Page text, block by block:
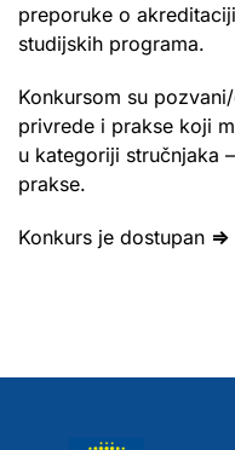
preporuke o
studijskih programa.
Konkursom su
privrede i prakse koji
u kategoriji stručnjaka
prakse.
Konkurs je dostupan ⇒